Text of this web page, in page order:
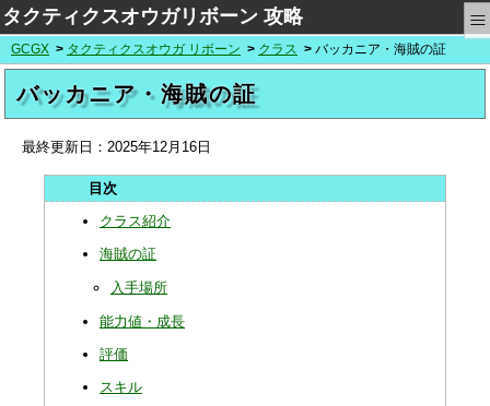
タクティクスオウガリボーン 攻略 ≡
GCGX タクティクスオウガ リボーン クラス バッカニア・海賊の証
バッカニア・海賊の証
最終更新日： 2025年12月16日
クラス紹介
海賊の証
入手場所
能力値・成長
評価
スキル